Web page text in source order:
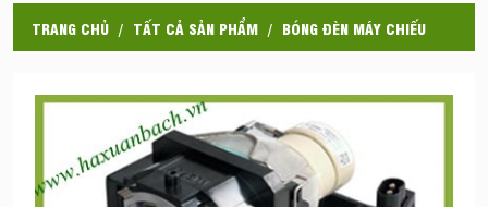
TRANG CHỦ TẤT CẢ SẢN PHẨM BÓNG ĐÈN MÁY CHIẾU